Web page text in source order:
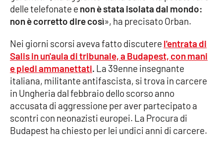
Cultura
Politica
Sanità
Società
Sport
delle telefonate e non è stata isolata dal mondo:
non è corretto dire così», ha precisato Orban.
Nei giorni scorsi aveva fatto discutere l'entrata di
Salis in un'aula di tribunale, a Budapest, con mani
e piedi ammanettati. La 39enne insegnante
italiana, militante antifascista, si trova in carcere
in Ungheria dal febbraio dello scorso anno
accusata di aggressione per aver partecipato a
scontri con neonazisti europei. La Procura di
Budapest ha chiesto per lei undici anni di carcere.